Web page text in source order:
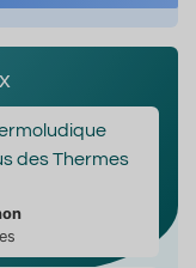
des Thermes